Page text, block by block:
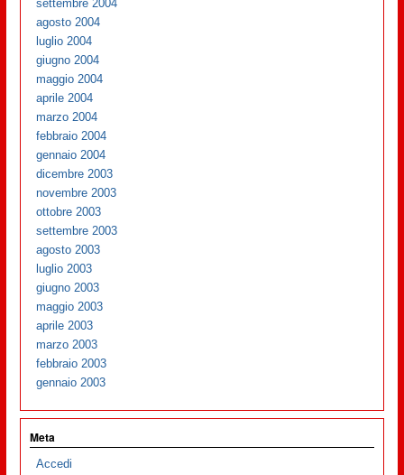
settembre 2004
agosto 2004
luglio 2004
giugno 2004
maggio 2004
aprile 2004
marzo 2004
febbraio 2004
gennaio 2004
dicembre 2003
novembre 2003
ottobre 2003
settembre 2003
agosto 2003
luglio 2003
giugno 2003
maggio 2003
aprile 2003
marzo 2003
febbraio 2003
gennaio 2003
Meta
Accedi